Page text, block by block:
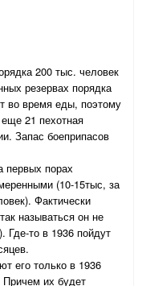
200 тыс. человек
резервах порядка
во время еды, поэтому
21 пехотная
Запас боеприпасов
первых порах
(10-15тыс, за
Фактически
называться он не
то в 1936 пойдут
его только в 1936
их будет